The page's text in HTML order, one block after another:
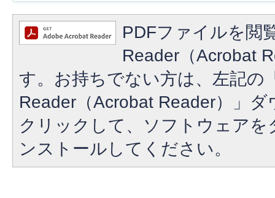
PDFファイルを閲
Reader（Acrobat
す。お持ちでない方は、左記の
Reader（Acrobat Reader）」
クリックして、ソフトウェア
ンストールしてください。